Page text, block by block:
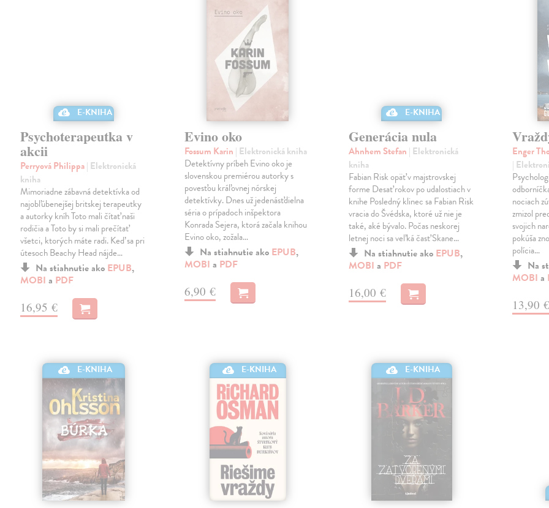
E-KNIHA
Psychoterapeutka v
akcii
Perryová Philippa| Elektronická
kniha
Mimoriadne zábavná detektívka od
najobľúbenejšej britskej terapeutky
a autorky kníh Toto mali čítať naši
rodičia a Toto by si mali prečítať
všetci, ktorých máte radi. Keď sa pri
útesoch Beachy Head nájde…
Na stiahnutie ako EPUB,
MOBI a PDF
16,95 €
Evino oko
Fossum Karin | Elektronická kniha
Detektívny príbeh Evino oko je
slovenskou premiérou autorky s
povesťou kráľovnej nórskej
detektívky. Dnes už jedenásťdielna
séria o prípadoch inšpektora
Konrada Sejera, ktorá začala knihou
Evino oko, zožala…
Na stiahnutie ako EPUB,
MOBI a PDF
6,90 €
E-KNIHA
Generácia nula
Ahnhem Stefan | Elektronická
kniha
Fabian Risk opäť v majstrovskej
forme Desať rokov po udalostiach v
knihe Posledný klinec sa Fabian Risk
vracia do Švédska, ktoré už nie je
také, aké bývalo. Počas neskorej
letnej noci sa veľká časť Skane…
Na stiahnutie ako EPUB,
MOBI a PDF
16,00 €
Enger
|
nociach
zmizol
svojich
pokúša
polícia…
Na
MOBI a
13,90 €
E-KNIHA E-KNIHA E-KNIHA